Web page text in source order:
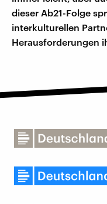
dieser Ab21-Folge
interkulturellen
Herausforderungen